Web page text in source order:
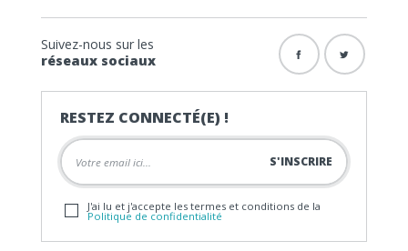
Suivez-nous sur les
réseaux sociaux
RESTEZ CONNECTÉ(E) !
J'ai lu et j'accepte les termes et conditions de la
Politique de confidentialité